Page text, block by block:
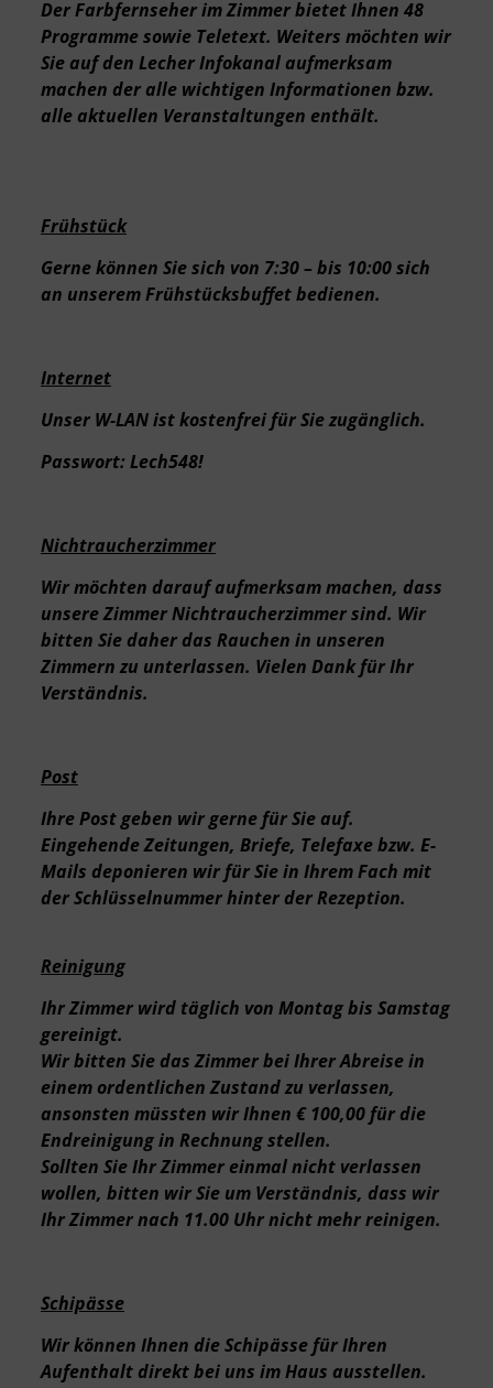
Der Farbfernseher im Zimmer bietet Ihnen 48
Programme sowie Teletext. Weiters möchten wir
Sie auf den Lecher Infokanal aufmerksam
machen der alle wichtigen Informationen bzw.
alle aktuellen Veranstaltungen enthält.
Frühstück
Gerne können Sie sich von 7:30 – bis 10:00 sich
an unserem Frühstücksbuffet bedienen.
Internet
Unser W-LAN ist kostenfrei für Sie zugänglich.
Passwort: Lech548!
Nichtraucherzimmer
Wir möchten darauf aufmerksam machen, dass
unsere Zimmer Nichtraucherzimmer sind. Wir
bitten Sie daher das Rauchen in unseren
Zimmern zu unterlassen. Vielen Dank für Ihr
Verständnis.
Post
Ihre Post geben wir gerne für Sie auf.
Eingehende Zeitungen, Briefe, Telefaxe bzw. E-
Mails deponieren wir für Sie in Ihrem Fach mit
der Schlüsselnummer hinter der Rezeption.
Reinigung
Ihr Zimmer wird täglich von Montag bis Samstag
gereinigt.
Wir bitten Sie das Zimmer bei Ihrer Abreise in
einem ordentlichen Zustand zu verlassen,
ansonsten müssten wir Ihnen € 100,00 für die
Endreinigung in Rechnung stellen.
Sollten Sie Ihr Zimmer einmal nicht verlassen
wollen, bitten wir Sie um Verständnis, dass wir
Ihr Zimmer nach 11.00 Uhr nicht mehr reinigen.
Schipässe
Wir können Ihnen die Schipässe für Ihren
Aufenthalt direkt bei uns im Haus ausstellen.